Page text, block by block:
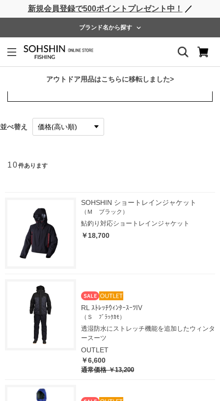
新規会員登録で500ポイントプレゼント中！ ／
ブランド名から探す
アウトドア用品はこちらに移転しました>
MENU
SOHSHIN
並べ替え
10件あります
SOHSHIN ショートレインジャケット
（Ｍ ブラック）
鮎釣り対応ショートレインジャケット
￥18,700
RL ｽﾄﾚｯﾁｳｨﾝﾀｰｽｰﾂⅣ
（Ｓ ﾌﾞﾗｯｸｶﾓ）
透湿防水にストレッチ機能を追加したウィンタ
ースーツ
OUTLET
￥6,600
通常価格￥13,200